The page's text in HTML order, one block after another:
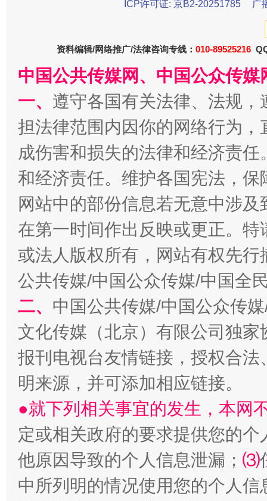
揭开“小金库”的免责幌子
受贿1.44亿！段成刚被判无期 从幼
ICP许可证: 京B2-20251785
广
资料编辑/网络推广/法律咨询专线： 010-89525216
中国公共传媒网、中国公众传
一、 遵守各国有关法律、法规
担法律范围内因你的网络行为
成伤害和损失的法律和经济责
和经济责任。维护各国宪法，
网站中的部份信息若无意中涉
在第一时间作出反映或更正。
或法人版权所有，网站有权先
公共传媒/中国公众传媒/中国全
二、 中国公共传媒/中国公众传
文化传媒（北京）有限公司独
报刊电视台友情链接，授权合
明来源，并可添加相应链接。
●就下列相关事宜的发生，本网
定或相关政府的要求提供您的个
他原因导致的个人信息泄漏； ⑶
中所列明的情况使用您的个人